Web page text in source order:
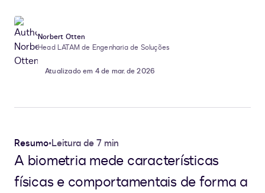
Norbert Otten
Head LATAM de Engenharia de Soluções
Atualizado em 4 de mar. de 2026
Resumo•Leitura de 7 min
A biometria mede características
físicas e comportamentais de forma a